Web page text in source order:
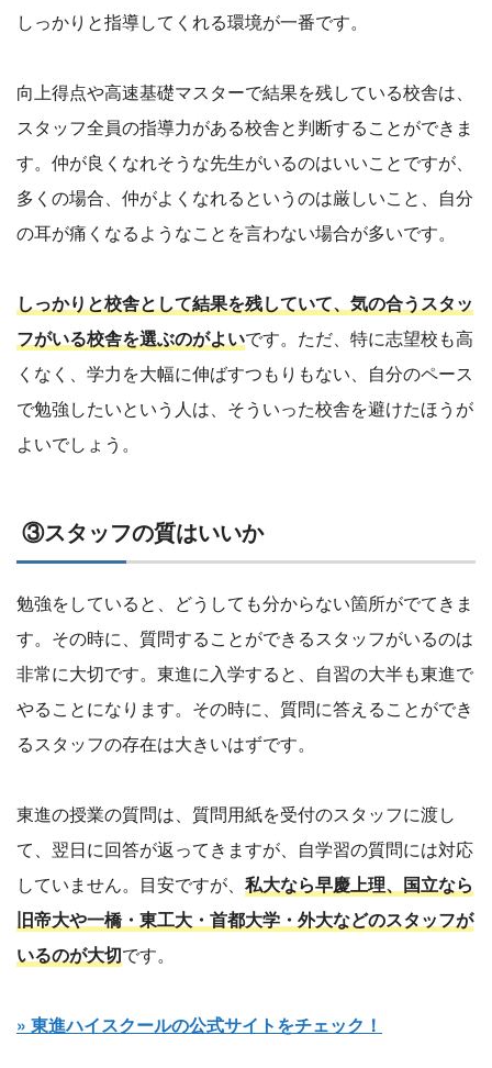
しっかりと指導してくれる環境が一番です。
向上得点や高速基礎マスターで結果を残している校舎は、
スタッフ全員の指導力がある校舎と判断することができま
す。仲が良くなれそうな先生がいるのはいいことですが、
多くの場合、仲がよくなれるというのは厳しいこと、自分
の耳が痛くなるようなことを言わない場合が多いです。
しっかりと校舎として結果を残していて、気の合うスタッ
フがいる校舎を選ぶのがよいです。ただ、特に志望校も高
くなく、学力を大幅に伸ばすつもりもない、自分のペース
で勉強したいという人は、そういった校舎を避けたほうが
よいでしょう。
③スタッフの質はいいか
勉強をしていると、どうしても分からない箇所がでてきま
す。その時に、質問することができるスタッフがいるのは
非常に大切です。東進に入学すると、自習の大半も東進で
やることになります。その時に、質問に答えることができ
るスタッフの存在は大きいはずです。
東進の授業の質問は、質問用紙を受付のスタッフに渡し
て、翌日に回答が返ってきますが、自学習の質問には対応
していません。目安ですが、 私大なら早慶上理、国立なら
旧帝大や一橋・東工大・首都大学・外大などのスタッフが
いるのが大切です。
» 東進ハイスクールの公式サイトをチェック！